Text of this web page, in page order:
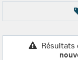
Résultats